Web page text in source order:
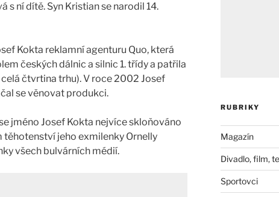
s ní dítě. Syn Kristian se narodil 14.
Kokta reklamní agenturu Quo, která
českých dálnic a silnic 1. třídy a patřila
čtvrtina trhu). V roce 2002 Josef
se věnovat produkci.
jméno Josef Kokta nejvíce skloňováno
těhotenství jeho exmilenky Ornelly
všech bulvárních médií.
RUBRIKY
Magazín
Divadlo, film,
Sportovci